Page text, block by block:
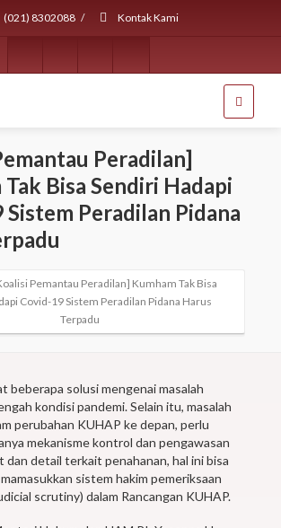
(021) 8302088 / Kontak Kami
Peradilan]
Bisa Sendiri Hadapi
Sistem Peradilan Pidana
Pemantau Peradilan] Kumham Tak Bisa
Covid-19 Sistem Peradilan Pidana Harus
Terpadu
beberapa solusi mengenai masalah
kondisi pandemi. Selain itu, masalah
perubahan KUHAP ke depan, perlu
mekanisme kontrol dan pengawasan
dan detail terkait penahanan, hal ini bisa
sistem hakim pemeriksaan
scrutiny) dalam Rancangan KUHAP.